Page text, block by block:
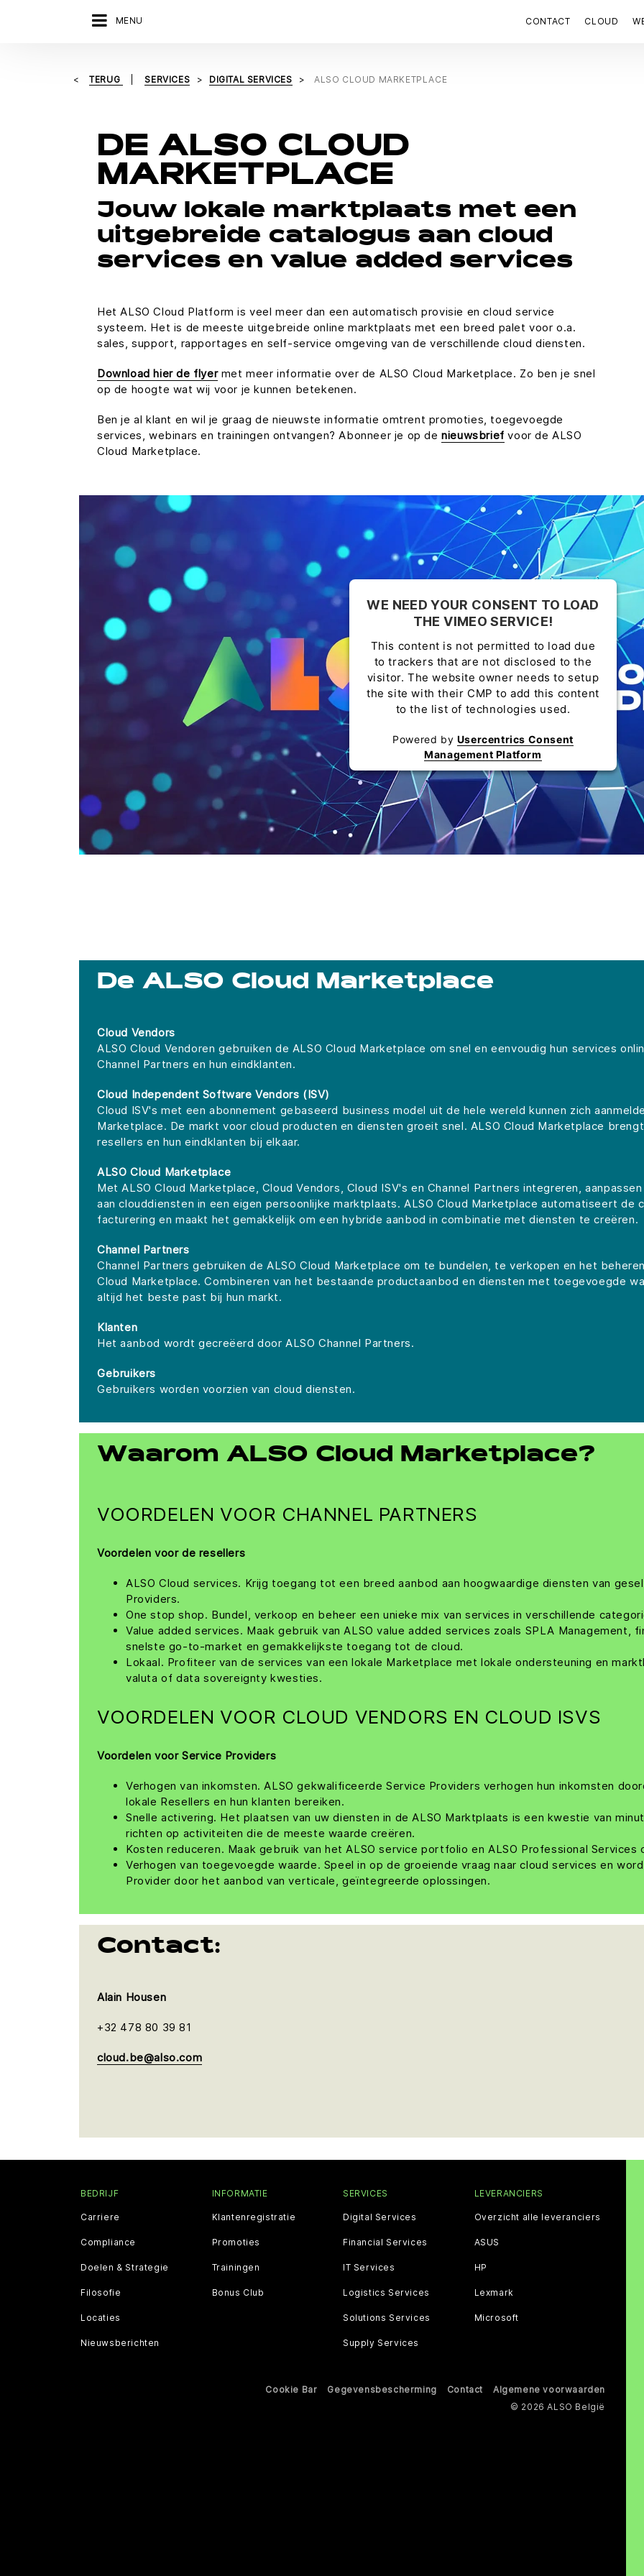
MENU CONTACT CLOUD
TERUG SERVICES DIGITAL SERVICES ALSO CLOUD MARKETPLACE
DE ALSO CLOUD
MARKETPLACE
Jouw lokale marktplaats met een
uitgebreide catalogus aan cloud
services en value added services
Het ALSO Cloud Platform is veel meer dan een automatisch provisie en cloud service
systeem. Het is de meeste uitgebreide online marktplaats met een breed palet voor o.a.
sales, support, rapportages en self-service omgeving van de verschillende cloud diensten.
Download hier de flyermet meer informatie over de ALSO Cloud Marketplace. Zo ben je snel
op de hoogte wat wij voor je kunnen betekenen.
Ben je al klant en wil je graag de nieuwste informatie omtrent promoties, toegevoegde
services, webinars en trainingen ontvangen? Abonneer je op denieuwsbrief voor de ALSO
Cloud Marketplace.
WE NEED YOUR CONSENT TO LOAD
THE VIMEO SERVICE!
This content is not permitted to load due
to trackers that are not disclosed to the
visitor. The website owner needs to setup
the site with their CMP to add this content
to the list of technologies used.
Powered by Usercentrics Consent
Management Platform
De ALSO Cloud Marketplace
Cloud Vendors
ALSO Cloud Vendoren gebruiken de ALSO Cloud Marketplace om snel en eenvoudig hun services
Channel Partners en hun eindklanten.
Cloud Independent Software Vendors (ISV)
Cloud ISV's met een abonnement gebaseerd business model uit de hele wereld kunnen zich
Marketplace. De markt voor cloud producten en diensten groeit snel. ALSO Cloud Marketplace
resellers en hun eindklanten bij elkaar.
ALSO Cloud Marketplace
Met ALSO Cloud Marketplace, Cloud Vendors, Cloud ISV's en Channel Partners integreren,
aan clouddiensten in een eigen persoonlijke marktplaats. ALSO Cloud Marketplace automatiseert
facturering en maakt het gemakkelijk om een hybride aanbod in combinatie met diensten te creëren.
Channel Partners
Channel Partners gebruiken de ALSO Cloud Marketplace om te bundelen, te verkopen en het
Cloud Marketplace. Combineren van het bestaande productaanbod en diensten met toegevoegde
altijd het beste past bij hun markt.
Klanten
Het aanbod wordt gecreëerd door ALSO Channel Partners.
Gebruikers
Gebruikers worden voorzien van cloud diensten.
Waarom ALSO Cloud Marketplace?
VOORDELEN VOOR CHANNEL PARTNERS
Voordelen voor de resellers
ALSO Cloud services. Krijg toegang tot een breed aanbod aan hoogwaardige diensten van
Providers.
One stop shop. Bundel, verkoop en beheer een unieke mix van services in verschillende
Value added services. Maak gebruik van ALSO value added services zoals SPLA Management,
snelste go-to-market en gemakkelijkste toegang tot de cloud.
Lokaal. Profiteer van de services van een lokale Marketplace met lokale ondersteuning en
valuta of data sovereignty kwesties.
VOORDELEN VOOR CLOUD VENDORS EN CLOUD ISVS
Voordelen voor Service Providers
Verhogen van inkomsten. ALSO gekwalificeerde Service Providers verhogen hun inkomsten
lokale Resellers en hun klanten bereiken.
Snelle activering. Het plaatsen van uw diensten in de ALSO Marktplaats is een kwestie van
richten op activiteiten die de meeste waarde creëren.
Kosten reduceren. Maak gebruik van het ALSO service portfolio en ALSO Professional
Verhogen van toegevoegde waarde. Speel in op de groeiende vraag naar cloud services en
Provider door het aanbod van verticale, geïntegreerde oplossingen.
Contact:
Alain Housen
+32 478 80 39 81
cloud.be@also.com
BEDRIJF
Carriere
Compliance
Doelen & Strategie
Filosofie
Locaties
Nieuwsberichten
INFORMATIE
Klantenregistratie
Promoties
Trainingen
Bonus Club
SERVICES
Digital Services
Financial Services
IT Services
Logistics Services
Solutions Services
Supply Services
LEVERANCIERS
Overzicht alle leveranciers
ASUS
HP
Lexmark
Microsoft
Cookie Bar Gegevensbescherming Contact
Algemene voorwaarden
© 2026 ALSO België